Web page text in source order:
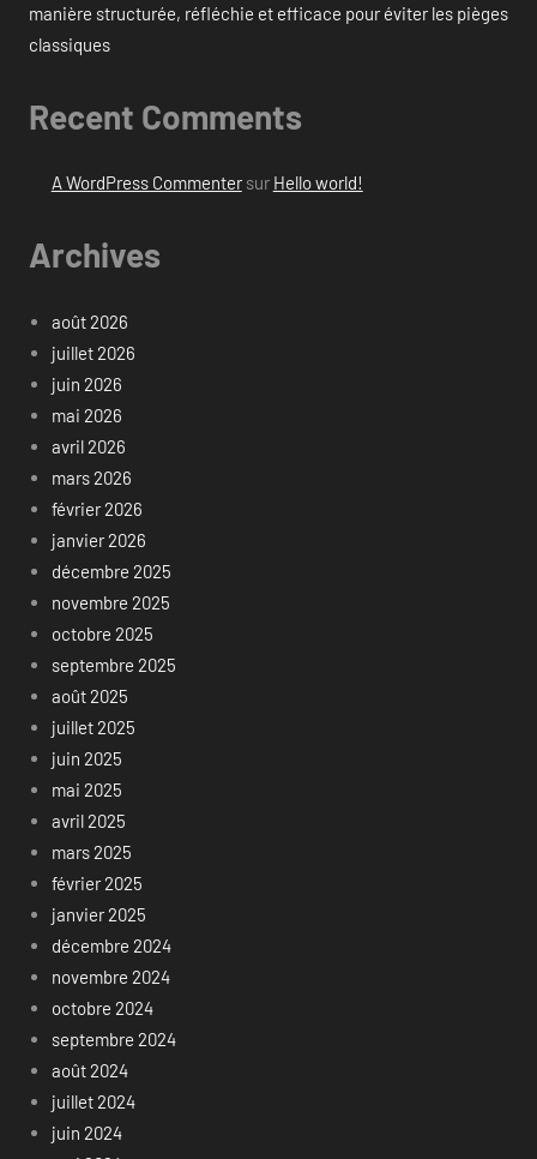
manière structurée, réfléchie et efficace pour éviter les pièges
classiques
Recent Comments
A WordPress Commentersur Hello world!
Archives
août 2026
juillet 2026
juin 2026
mai 2026
avril 2026
mars 2026
février 2026
janvier 2026
décembre 2025
novembre 2025
octobre 2025
septembre 2025
août 2025
juillet 2025
juin 2025
mai 2025
avril 2025
mars 2025
février 2025
janvier 2025
décembre 2024
novembre 2024
octobre 2024
septembre 2024
août 2024
juillet 2024
juin 2024